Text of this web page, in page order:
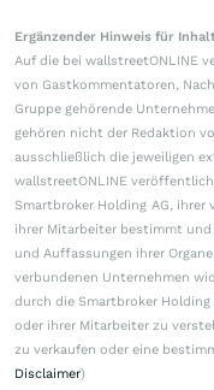
Ergänzender Hinweis für
Auf die bei wallstreetONLINE
von Gastkommentatoren,
Gruppe gehörende
gehören nicht der Redaktion
ausschließlich die jeweiligen
wallstreetONLINE
Smartbroker Holding AG, ihrer
ihrer Mitarbeiter bestimmt
und Auffassungen ihrer
verbundenen Unternehmen
durch die Smartbroker Holding
oder ihrer Mitarbeiter zu
zu verkaufen oder eine
Disclaimer)